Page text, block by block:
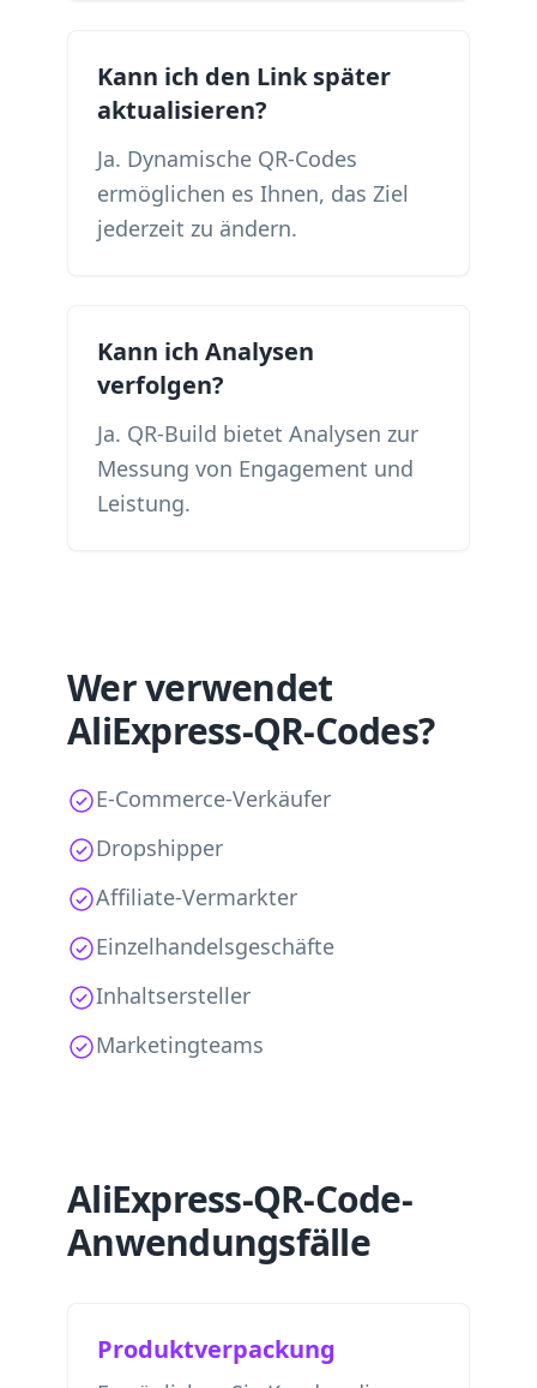
Kann ich den Link später
aktualisieren?
Ja. Dynamische QR-Codes
ermöglichen es Ihnen, das Ziel
jederzeit zu ändern.
Kann ich Analysen
verfolgen?
Ja. QR-Build bietet Analysen zur
Messung von Engagement und
Leistung.
Wer verwendet
AliExpress-QR-Codes?
E-Commerce-Verkäufer
Dropshipper
Affiliate-Vermarkter
Einzelhandelsgeschäfte
Inhaltsersteller
Marketingteams
AliExpress-QR-Code-
Anwendungsfälle
Produktverpackung